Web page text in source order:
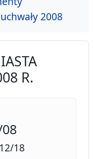
uchwały 2008
R.
18